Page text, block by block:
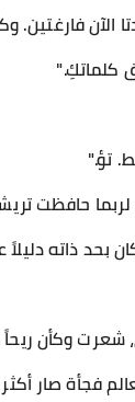
الآن
كلماتكِ."
تؤ."
حافظت
بحد ذاته
شعرت وكأن
فجأة صار أكثر